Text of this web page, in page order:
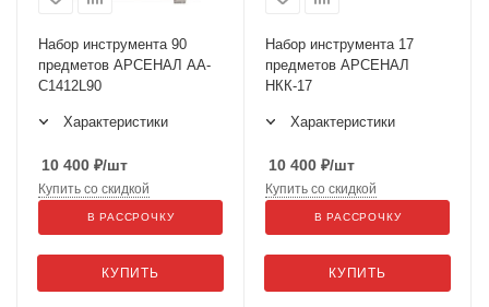
Набор инструмента 90
предметов АРСЕНАЛ АА-
С1412L90
Характеристики
10 400 ₽/шт
КУПИТЬ
Купить со скидкой
В РАССРОЧКУ
Набор инструмента 17
предметов АРСЕНАЛ
НКК-17
Характеристики
10 400 ₽/шт
КУПИТЬ
Купить со скидкой
В РАССРОЧКУ